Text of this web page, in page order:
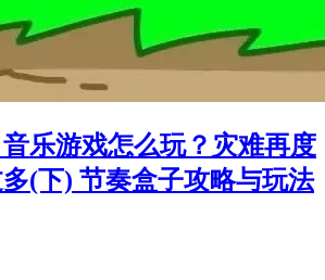
音乐游戏怎么玩？灾难再度
(下) 节奏盒子攻略与玩法